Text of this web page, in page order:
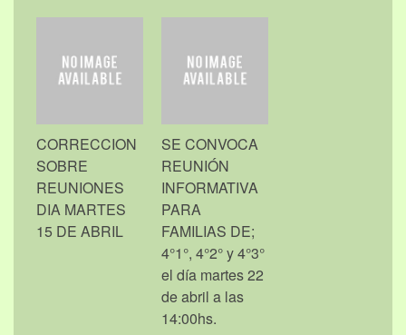
CORRECCION
SOBRE
REUNIONES
DIA MARTES
15 DE ABRIL
SE CONVOCA
REUNIÓN
INFORMATIVA
PARA
FAMILIAS DE;
4°1°, 4°2° y 4°3°
el día martes 22
de abril a las
14:00hs.